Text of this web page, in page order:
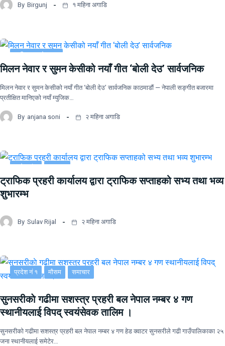
By Birgunj १ महिना अगाडि
मिलन नेवार र सुमन केसीको नयाँ गीत ‘बोली देउ’ सार्वजनिक
मिलन नेवार र सुमन केसीको नयाँ गीत ‘बोली देउ’ सार्वजनिक काठमाडौं — नेपाली सङ्गीत बजारमा
प्रतीक्षित मानिएको नयाँ म्युजिक…
By anjana soni २ महिना अगाडि
ट्राफिक प्रहरी कार्यालय द्वारा ट्राफिक सप्ताहको सभ्य तथा भव्य
शुभारम्भ
By Sulav Rijal २ महिना अगाडि
प्रदेश नं १ मौसम समाचार
सुनसरीकाे गढीमा सशस्त्र प्रहरी बल नेपाल नम्बर ४ गण
स्थानीयलाई विपद् स्वयंसेवक तालिम ।
सुनसरीकाे गढीमा सशस्त्र प्रहरी बल नेपाल नम्बर ४ गण हेड क्वाटर सुनसरीले गढी गाउँपालिकाका २५
जना स्थानीयलाई समेटेर…